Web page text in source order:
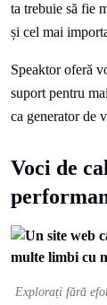
ta trebuie să fie
și cel mai
Speaktor oferă
suport pentru
ca generator de
Voci de
Explorați fără